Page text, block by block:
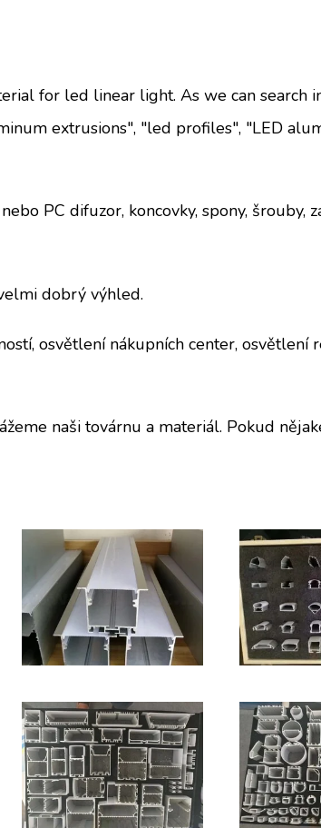
for led linear light. As we can search
extrusions", "led profiles", "LED
PC difuzor, koncovky, spony, šrouby,
dobrý výhled.
osvětlení nákupních center, osvětlení
naši továrnu a materiál. Pokud